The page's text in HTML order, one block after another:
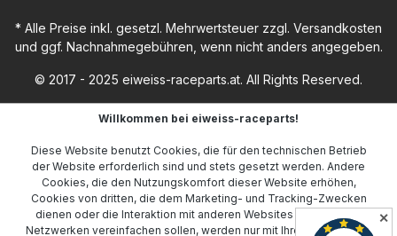
* Alle Preise inkl. gesetzl. Mehrwertsteuer zzgl. Versandkosten
und ggf. Nachnahmegebühren, wenn nicht anders angegeben.
© 2017 - 2025 eiweiss-raceparts.at. All Rights Reserved.
Willkommen bei eiweiss-raceparts!
Diese Website benutzt Cookies, die für den technischen Betrieb
der Website erforderlich sind und stets gesetzt werden. Andere
Cookies, die den Nutzungskomfort dieser Website erhöhen,
Cookies von dritten, die dem Marketing- und Tracking-Zwecken
dienen oder die Interaktion mit anderen Websites und sozialen
Netzwerken vereinfachen sollen, werden nur mit Ihrer Zustimmung
✕